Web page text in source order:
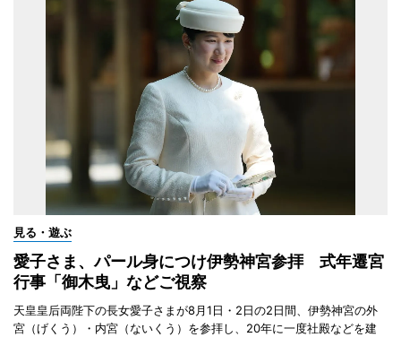
見る・遊ぶ
愛子さま、パール身につけ伊勢神宮参拝 式年遷宮
行事「御木曳」などご視察
天皇皇后両陛下の長女愛子さまが8月1日・2日の2日間、伊勢神宮の外
宮（げくう）・内宮（ないくう）を参拝し、20年に一度社殿などを建